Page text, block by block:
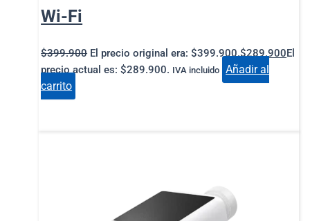
Wi-Fi
$399.900 El precio original era: $399.900.$289.900El
precio actual es: $289.900. IVA incluido
Añadir al
carrito